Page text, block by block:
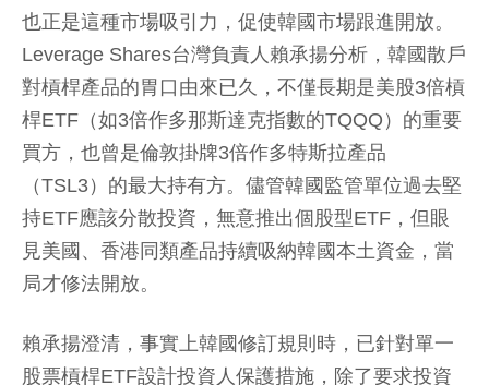
也正是這種市場吸引力，促使韓國市場跟進開放。
Leverage Shares台灣負責人賴承揚分析，韓國散戶
對槓桿產品的胃口由來已久，不僅長期是美股3倍槓
桿ETF（如3倍作多那斯達克指數的TQQQ）的重要
買方，也曾是倫敦掛牌3倍作多特斯拉產品
（TSL3）的最大持有方。儘管韓國監管單位過去堅
持ETF應該分散投資，無意推出個股型ETF，但眼
見美國、香港同類產品持續吸納韓國本土資金，當
局才修法開放。
賴承揚澄清，事實上韓國修訂規則時，已針對單一
股票槓桿ETF設計投資人保護措施，除了要求投資